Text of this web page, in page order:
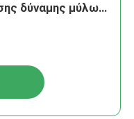
δύναμης μύλων